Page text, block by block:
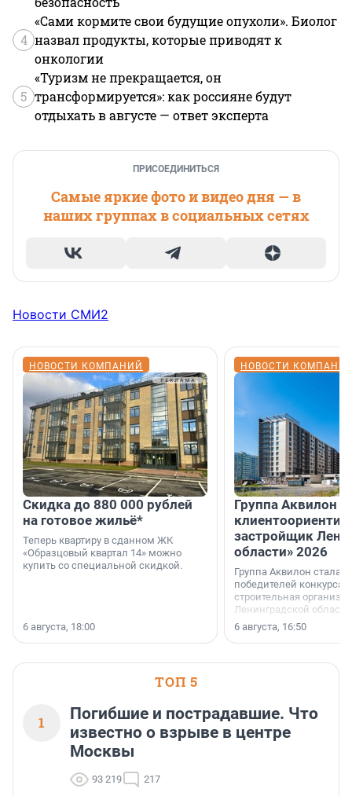
4
«Сами кормите свои будущие опухоли». Биолог
назвал продукты, которые приводят к
онкологии
5
«Туризм не прекращается, он
трансформируется»: как россияне будут
отдыхать в августе — ответ эксперта
ПРИСОЕДИНИТЬСЯ
Самые яркие фото и видео дня — в
наших группах в социальных сетях
Новости СМИ2
НОВОСТИ КОМПАНИЙ
Скидка до 880 000 рублей
на готовое жильё*
Теперь квартиру в сданном ЖК
«Образцовый квартал 14» можно
купить со специальной скидкой.
6 августа, 18:00
НОВОСТИ
Группа Аквилон
застройщик
области» 2026
Группа Аквилон стала
победителей конкурса
строительная
Ленинградской области
номинации «Самый
застройщик
6 августа, 16:50
ТОП 5
1
Погибшие и пострадавшие. Что
известно о взрыве в центре
Москвы
93 219 217